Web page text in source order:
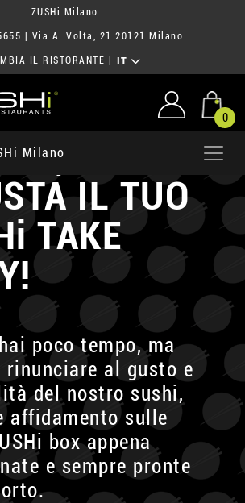
ZUSHi Milano
| Via A. Volta, 21 20121 Milano
IL RISTORANTE IT
0
MilanoPRENDI
IL TUO
TAKE
poco tempo, ma
rinunciare al gusto e
del nostro sushi,
affidamento sulle
box appena
e sempre pronte